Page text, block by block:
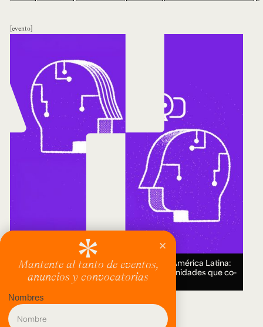
evento
Encuentro Humanidades Digitales en América Latina:
genealogías, conocimiento abierto y comunidades que co-
crean.18 AUG 2026.
evento